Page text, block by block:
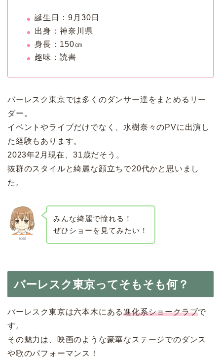
誕生日：9月30日
出身：神奈川県
身長：150㎝
趣味：読書
バーレスク東京では多くのダンサー達をまとめるリー
ダー。
イベントやライブだけでなく、水樹奈々のPVに出演し
た経験もあります。
2023年2月現在、31歳だそう。
抜群のスタイルと綺麗な顔立ちで20代かと思いまし
た。
roni
みんな綺麗で憧れる！
ぜひショーを見てみたい！
バーレスク東京ってそもそも何？
バーレスク東京は六本木にある進化系ショークラブで
す。
その魅力は、映画のような豪華なステージでのダンス
や歌のパフォーマンス！